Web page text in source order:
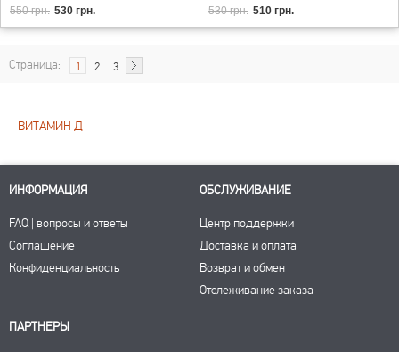
550 грн. 530 грн. 530 грн. 510 грн.
Страница: 1 2 3
ВИТАМИН Д
ИНФОРМАЦИЯ
FAQ | вопросы и ответы
Соглашение
Конфиденциальность
ОБСЛУЖИВАНИЕ
Центр поддержки
Доставка и оплата
Возврат и обмен
Отслеживание заказа
ПАРТНЕРЫ